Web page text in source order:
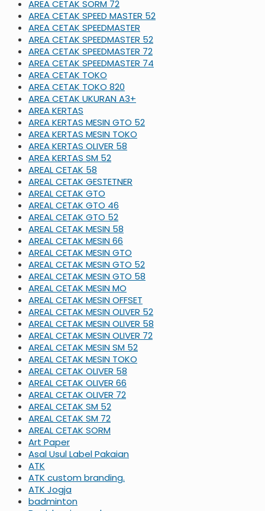
AREA CETAK SORM 72
AREA CETAK SPEED MASTER 52
AREA CETAK SPEEDMASTER
AREA CETAK SPEEDMASTER 52
AREA CETAK SPEEDMASTER 72
AREA CETAK SPEEDMASTER 74
AREA CETAK TOKO
AREA CETAK TOKO 820
AREA CETAK UKURAN A3+
AREA KERTAS
AREA KERTAS MESIN GTO 52
AREA KERTAS MESIN TOKO
AREA KERTAS OLIVER 58
AREA KERTAS SM 52
AREAL CETAK 58
AREAL CETAK GESTETNER
AREAL CETAK GTO
AREAL CETAK GTO 46
AREAL CETAK GTO 52
AREAL CETAK MESIN 58
AREAL CETAK MESIN 66
AREAL CETAK MESIN GTO
AREAL CETAK MESIN GTO 52
AREAL CETAK MESIN GTO 58
AREAL CETAK MESIN MO
AREAL CETAK MESIN OFFSET
AREAL CETAK MESIN OLIVER 52
AREAL CETAK MESIN OLIVER 58
AREAL CETAK MESIN OLIVER 72
AREAL CETAK MESIN SM 52
AREAL CETAK MESIN TOKO
AREAL CETAK OLIVER 58
AREAL CETAK OLIVER 66
AREAL CETAK OLIVER 72
AREAL CETAK SM 52
AREAL CETAK SM 72
AREAL CETAK SORM
Art Paper
Asal Usul Label Pakaian
ATK
ATK custom branding.
ATK Jogja
badminton